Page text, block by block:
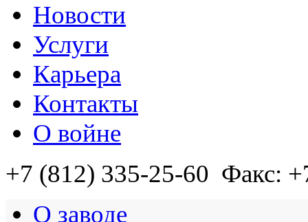
Новости
Услуги
Карьера
Контакты
О войне
+7 (812) 335-25-60 Факс:
О заводе